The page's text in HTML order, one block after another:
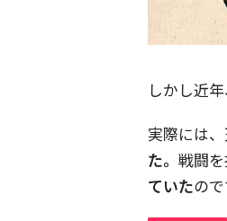
しかし近
実際には
た。 戦闘
ていたので